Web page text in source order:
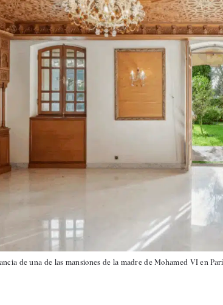
de una de las mansiones de la madre de Mohamed VI en